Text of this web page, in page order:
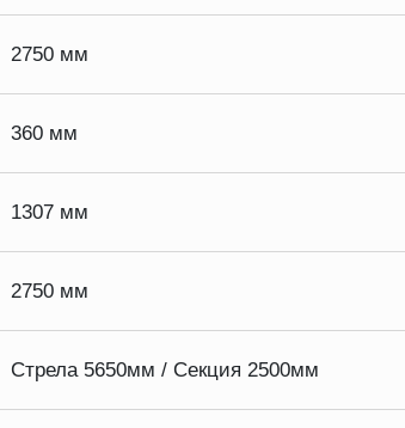
2750 мм
360 мм
1307 мм
2750 мм
Стрела 5650мм / Секция 2500мм